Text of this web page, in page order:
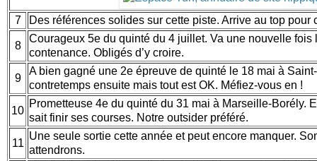
7 Des références solides sur cette piste. Arrive au top
8
Courageux 5e du quinté du 4 juillet. Va une nouvelle fois
contenance. Obligés d’y croire.
9
A bien gagné une 2e épreuve de quinté le 18 mai à
contretemps ensuite mais tout est OK. Méfiez-vous en !
10
Prometteuse 4e du quinté du 31 mai à Marseille-Borély.
sait finir ses courses. Notre outsider préféré.
11
Une seule sortie cette année et peut encore manquer.
attendrons.